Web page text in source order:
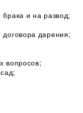
и на развод;
дарения;
вопросов;